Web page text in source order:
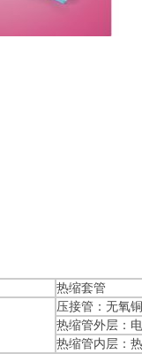
热缩套管
压接管：无氧
热缩管外层：
热缩管内层：